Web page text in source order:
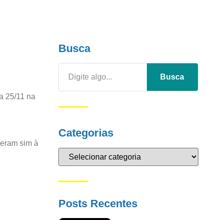
25/11 na
sim à
Busca
Busca
Categorias
Posts Recentes